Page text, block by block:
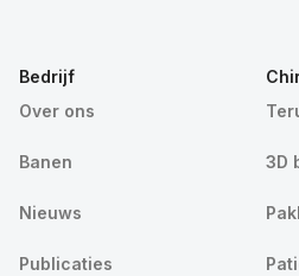
Bedrijf
Over ons
Banen
Nieuws
Publicaties
3D